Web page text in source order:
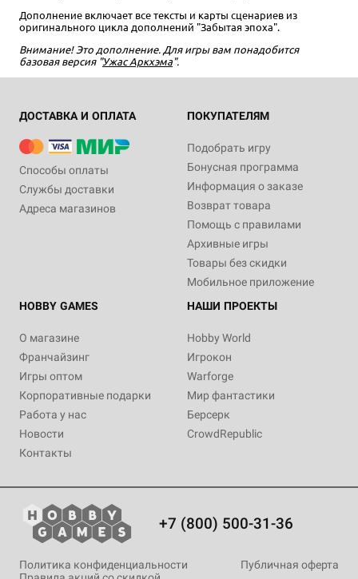
Дополнение включает все тексты и карты сценариев из
оригинального цикла дополнений "Забытая эпоха".
Внимание! Это дополнение. Для игры вам понадобится
базовая версия "Ужас Аркхэма".
ДОСТАВКА И ОПЛАТА
Способы оплаты
Службы доставки
Адреса магазинов
ПОКУПАТЕЛЯМ
Подобрать игру
Бонусная программа
Информация о заказе
Возврат товара
Помощь с правилами
Архивные игры
Товары без скидки
Мобильное приложение
HOBBY GAMES
О магазине
Франчайзинг
Игры оптом
Корпоративные подарки
Работа у нас
Новости
Контакты
НАШИ ПРОЕКТЫ
Hobby World
Игрокон
Warforge
Мир фантастики
Берсерк
CrowdRepublic
+7 (800) 500-31-36
Политика конфиденциальности
Публичная оферта